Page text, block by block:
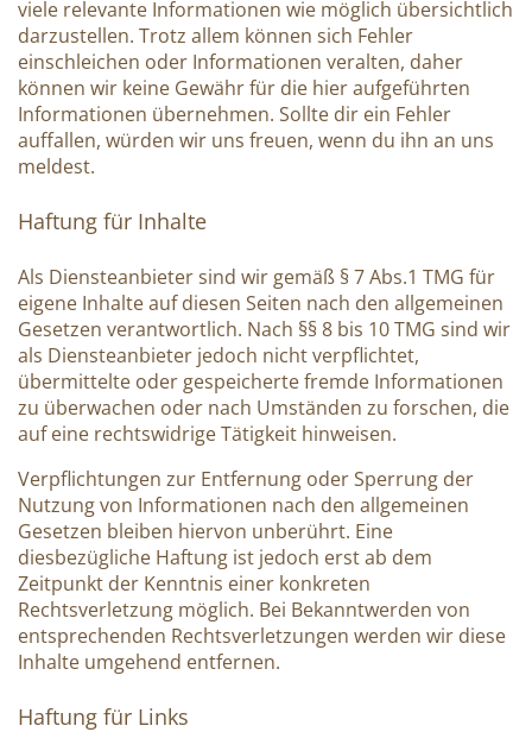
viele relevante Informationen wie möglich übersichtlich
darzustellen. Trotz allem können sich Fehler
einschleichen oder Informationen veralten, daher
können wir keine Gewähr für die hier aufgeführten
Informationen übernehmen. Sollte dir ein Fehler
auffallen, würden wir uns freuen, wenn du ihn an uns
meldest.
Haftung für Inhalte
Als Diensteanbieter sind wir gemäß § 7 Abs.1 TMG für
eigene Inhalte auf diesen Seiten nach den allgemeinen
Gesetzen verantwortlich. Nach §§ 8 bis 10 TMG sind wir
als Diensteanbieter jedoch nicht verpflichtet,
übermittelte oder gespeicherte fremde Informationen
zu überwachen oder nach Umständen zu forschen, die
auf eine rechtswidrige Tätigkeit hinweisen.
Verpflichtungen zur Entfernung oder Sperrung der
Nutzung von Informationen nach den allgemeinen
Gesetzen bleiben hiervon unberührt. Eine
diesbezügliche Haftung ist jedoch erst ab dem
Zeitpunkt der Kenntnis einer konkreten
Rechtsverletzung möglich. Bei Bekanntwerden von
entsprechenden Rechtsverletzungen werden wir diese
Inhalte umgehend entfernen.
Haftung für Links